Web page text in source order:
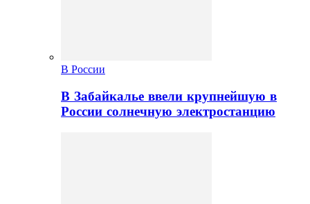
В России
В Забайкалье ввели крупнейшую в
России солнечную электростанцию